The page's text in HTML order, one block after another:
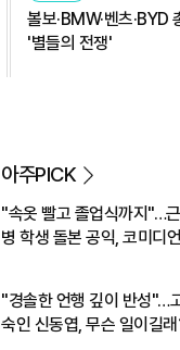
볼보·BMW·벤츠·BYD
'별들의 전쟁'
아주PICK
"속옷 빨고 졸업식까지"…
병 학생 돌본 공익, 코미디
"경솔한 언행 깊이 반성"…
숙인 신동엽, 무슨 일이길